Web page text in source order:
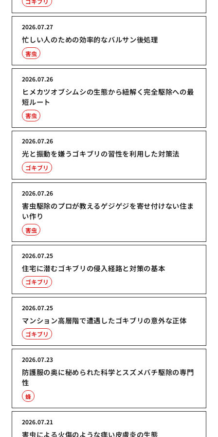
忙しい人のための効率的なバルサン後処理
2026.07.27
害虫
ヒメカツオブシムシの生態から紐解く完全駆除への最
短ルート
2026.07.26
害虫
光と振動を嫌うゴキブリの習性を利用した対策法
2026.07.26
ゴキブリ
害虫駆除のプロが教えるゲジゲジを寄せ付けない住ま
い作り
2026.07.26
害虫
住宅に潜むゴキブリの侵入経路と対策の基本
2026.07.25
ゴキブリ
マンション高層階で遭遇したゴキブリの意外な正体
2026.07.25
ゴキブリ
防護服の奥に秘められた科学とスズメバチ駆除の専門
性
2026.07.23
蜂
害虫による火傷のような痒い皮膚炎の生態
2026.07.21